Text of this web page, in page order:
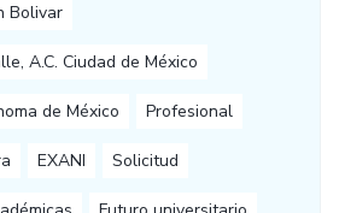
Bolivar
A.C. Ciudad de México
de México Profesional
EXANI Solicitud